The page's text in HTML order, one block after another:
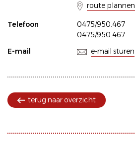
route plannen
Telefoon
0475/950.467
0475/950.467
E-mail
e-mail sturen
terug naar overzicht